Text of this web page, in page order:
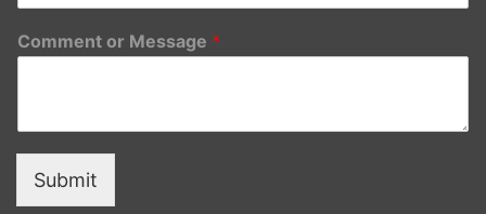
Comment or Message *
Submit